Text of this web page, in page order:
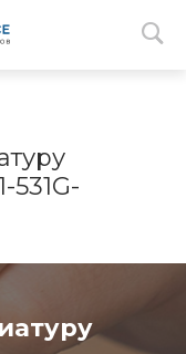
531G-